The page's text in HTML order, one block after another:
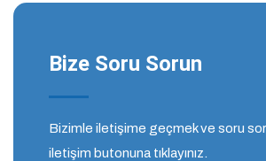
Bize Soru Sorun
Bizimle iletişime geçmek ve soru
iletişim butonuna tıklayınız.